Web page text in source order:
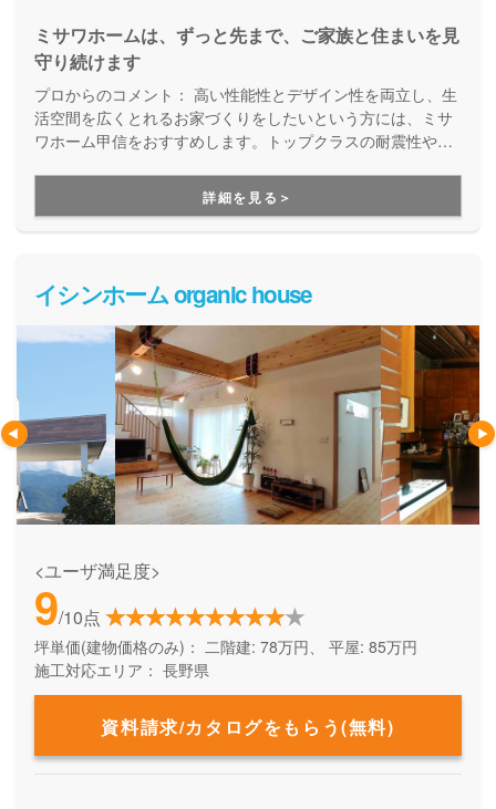
ミサワホームは、ずっと先まで、ご家族と住まいを見
守り続けます
プロからのコメント： 高い性能性とデザイン性を両立し、生
活空間を広くとれるお家づくりをしたいという方には、ミサ
ワホーム甲信をおすすめします。トップクラスの耐震性や断
フォローも充実しています。さらには、多くの土地情報を持
っており、長野県内の住宅メーカーの中でも特に土地情報に
強いので、土地からお探しのお客様も安心してお任せ出来ま
詳細を見る＞
イシンホーム organic house
<ユーザ満足度>
9/10点
坪単価(建物価格のみ)： 二階建: 78万円、 平屋: 85万円
施工対応エリア： 長野県
資料請求/カタログをもらう(無料)